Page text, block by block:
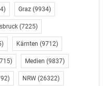
2.600 Stationen mit
waren mehr als 10.000
dem laufenden
Forschung und
und unterstützt dieses
Graz (9934)
(7225)
Kärnten (9712)
Medien (9837)
NRW (26322)